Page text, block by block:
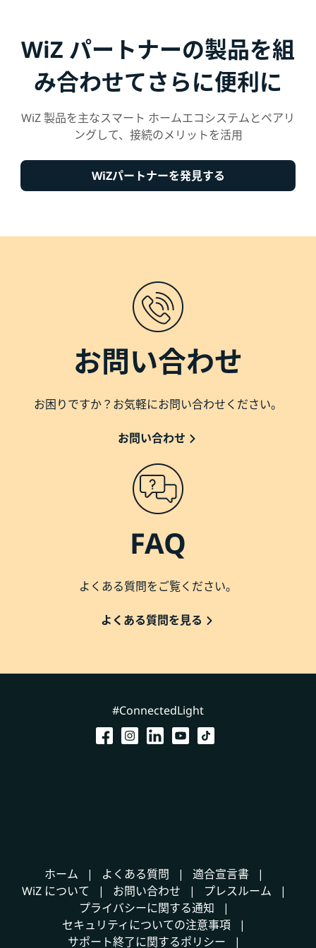
WiZ パートナーの製品を組
み合わせてさらに便利に
WiZ 製品を主なスマート ホームエコシステムとペアリ
ングして、接続のメリットを活用
WiZパートナーを発見する
お問い合わせ
お困りですか？お気軽にお問い合わせください。
お問い合わせ
FAQ
よくある質問をご覧ください。
よくある質問を見る
#ConnectedLight
ホーム よくある質問
適合宣言書
WiZ について
お問い合わせ
プレスルーム
プライバシーに関する通知
セキュリティについての注意事項
サポート終了に関するポリシー